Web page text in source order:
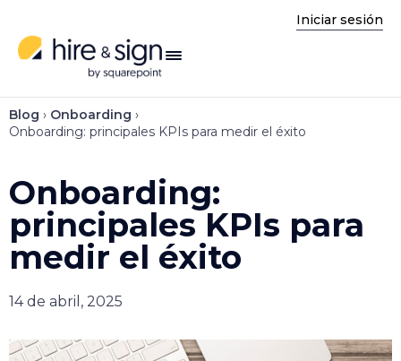
Iniciar sesión
Blog › Onboarding ›
Onboarding: principales KPIs para medir el éxito
Onboarding:
principales KPIs para
medir el éxito
14 de abril, 2025